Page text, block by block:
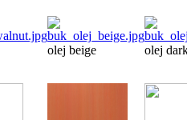
olej beige olej